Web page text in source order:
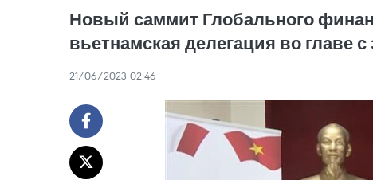
Новый саммит Глобального
вьетнамская делегация во главе
21/06/2023 02:46